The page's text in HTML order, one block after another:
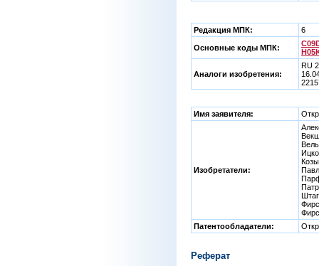
Редакция МПК: 6
Основные коды МПК:
Аналоги изобретения:
RU
Имя заявителя:
Изобретатели:
Патентообладатели:
Реферат